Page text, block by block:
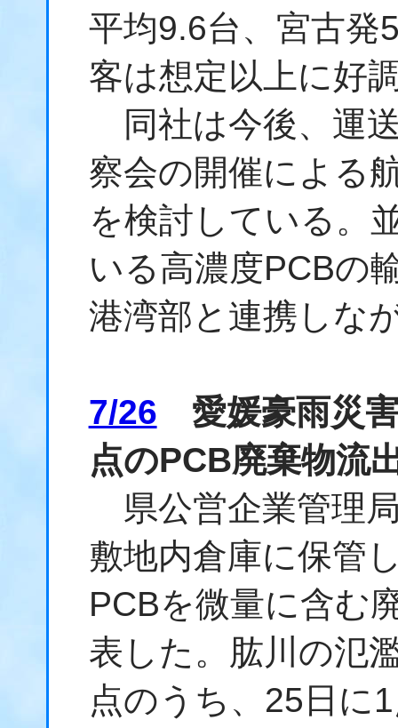
平均9.6台、宮古発
客は想定以上に好
同社は今後、運
察会の開催による
を検討している。
いる高濃度PCBの
港湾部と連携しな
7/26 愛媛豪雨災
点のPCB廃棄物流
県公営企業管理
敷地内倉庫に保管
PCBを微量に含む
表した。肱川の氾
点のうち、25日に